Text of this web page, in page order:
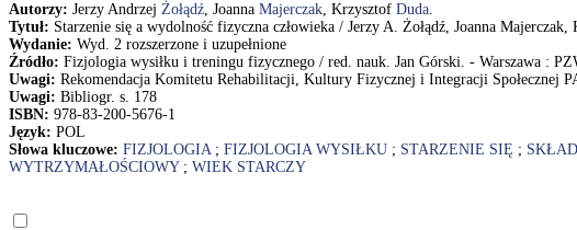
Autorzy: Jerzy Andrzej Żołądź, Joanna Majerczak, Krzysztof Duda.
Tytuł: Starzenie się a wydolność fizyczna człowieka / Jerzy A. Żołądź, Joanna
Wydanie: Wyd. 2 rozszerzone i uzupełnione
Źródło: Fizjologia wysiłku i treningu fizycznego / red. nauk. Jan Górski. - Warszawa :
Uwagi: Rekomendacja Komitetu Rehabilitacji, Kultury Fizycznej i Integracji Społecznej
Uwagi: Bibliogr. s. 178
ISBN: 978-83-200-5676-1
Język: POL
Słowa kluczowe: FIZJOLOGIA; FIZJOLOGIA WYSIŁKU ; STARZENIE SIĘ ;
WYTRZYMAŁOŚCIOWY; WIEK STARCZY